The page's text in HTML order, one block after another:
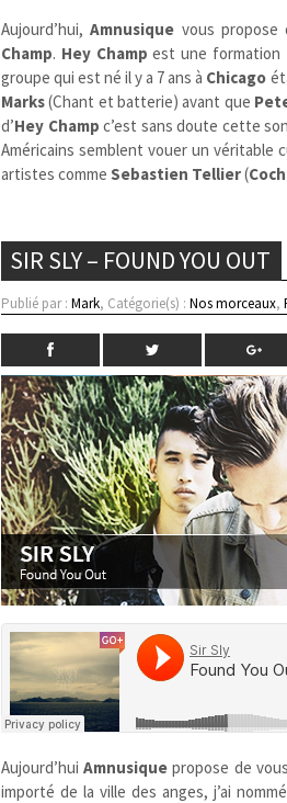
Aujourd’hui,Amnusique vous propose
Champ. Hey Champ est une
groupe qui est né il y a 7 ans à Chicago
Marks(Chant et batterie) avant que
d’Hey Champ c’est sans doute cette
Américains semblent vouer un véritable
artistes commeSebastien Tellier(
SIR SLY – FOUND YOU OUT
Publié par :Mark, Catégorie(s) :Nos morceaux,
Aujourd’huiAmnusique propose de
importé de la ville des anges, j’ai